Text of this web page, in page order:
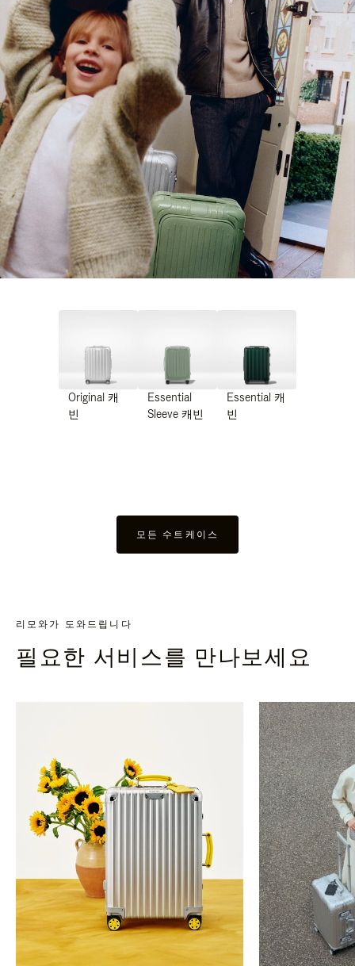
Original 캐
빈
Essential
Sleeve 캐빈
Essential 캐
빈
모든 수트케이스
리모와가 도와드립니다
필요한 서비스를 만나보세요